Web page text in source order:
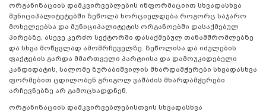
ორგანიზაციის დამკვირვებლების ინფორმაციით სხვადასხვა
მუნიციპალიტეტებში ზეწოლა ხორციელდება როგორც საჯარო
მოხელეებსა და მუნიციპალიტეტის ორგანოებში დასაქმებულ
პირებზე, ასევე კერძო სექტორში დასაქმებულ თანამშრომლებზე
და სხვა მოწყვლად ამომრჩეველზე. ზეწოლისა და იძულების
ფაქტების გარდა მმართველი პარტიისა და დამოუკიდებელი
კანდიდატის, სალომე ზურაბიშვილის მხარდამჭერები სხვადასხვა
ფორმებით ცდილობენ გრიგოლ ვაშაძის მხარდამჭერები
არჩევნებზე არ გამოცხადდნენ.
ორგანიზაციის დამკვირვებლებისთვის სხვადასხვა